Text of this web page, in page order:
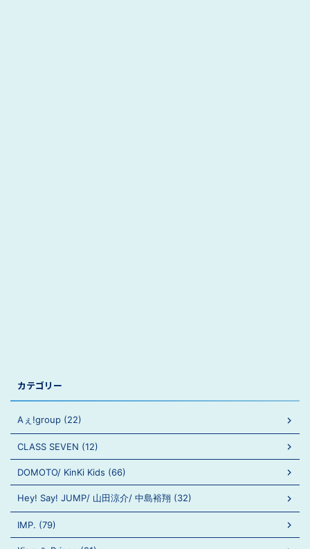
カテゴリー
Aぇ!group (22)
CLASS SEVEN (12)
DOMOTO/ KinKi Kids (66)
Hey! Say! JUMP/ 山田涼介/ 中島裕翔 (32)
IMP. (79)